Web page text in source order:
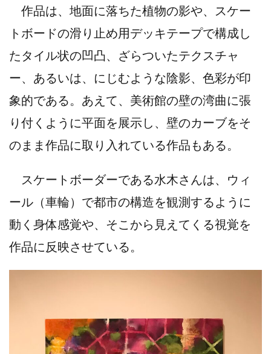
作品は、地面に落ちた植物の影や、スケー
トボードの滑り止め用デッキテープで構成し
たタイル状の凹凸、ざらついたテクスチャ
ー、あるいは、にじむような陰影、色彩が印
象的である。あえて、美術館の壁の湾曲に張
り付くように平面を展示し、壁のカーブをそ
のまま作品に取り入れている作品もある。
スケートボーダーである水木さんは、ウィ
ール（車輪）で都市の構造を観測するように
動く身体感覚や、そこから見えてくる視覚を
作品に反映させている。